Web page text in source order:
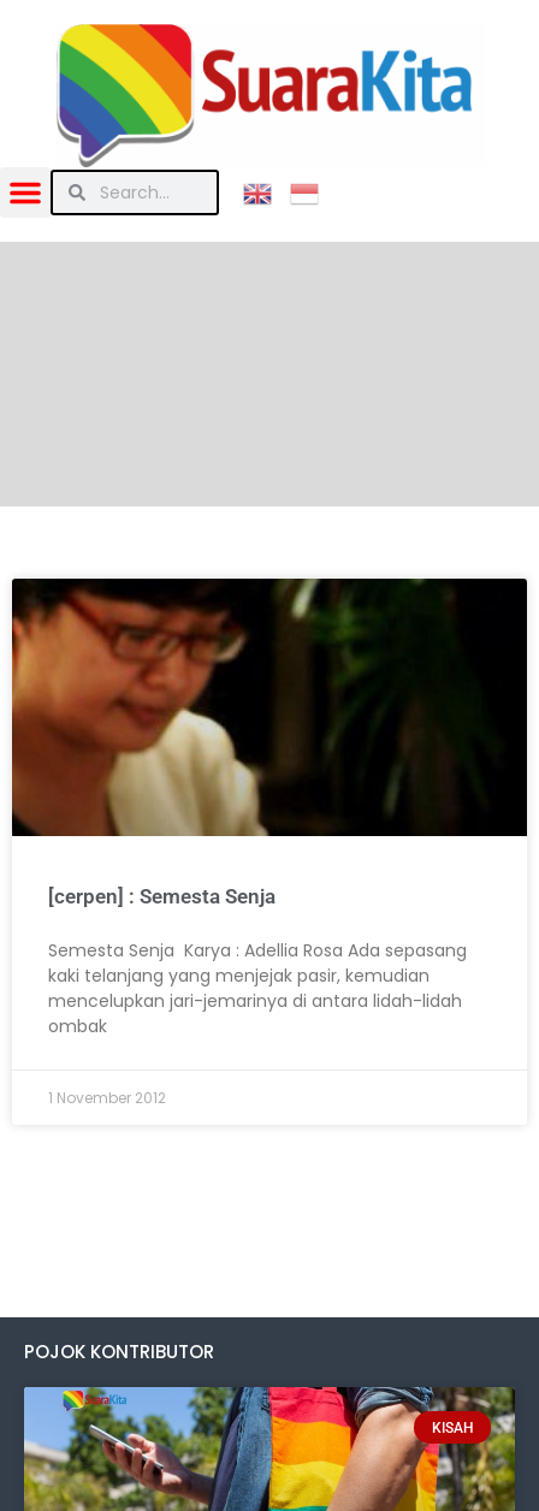
[cerpen] : Semesta Senja
Semesta Senja Karya : Adellia Rosa Ada sepasang
kaki telanjang yang menjejak pasir, kemudian
mencelupkan jari-jemarinya di antara lidah-lidah
ombak
1 November 2012
POJOK KONTRIBUTOR
KISAH